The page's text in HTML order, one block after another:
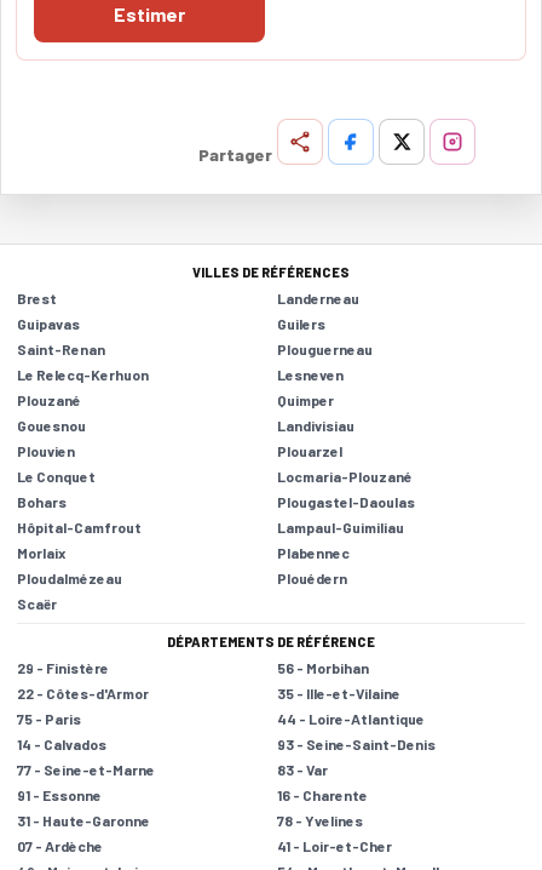
Estimer
Partager
VILLES DE RÉFÉRENCES
Brest
Landerneau
Guipavas
Guilers
Saint-Renan
Plouguerneau
Le Relecq-Kerhuon
Lesneven
Plouzané
Quimper
Gouesnou
Landivisiau
Plouvien
Plouarzel
Le Conquet
Locmaria-Plouzané
Bohars
Plougastel-Daoulas
Hôpital-Camfrout
Lampaul-Guimiliau
Morlaix
Plabennec
Ploudalmézeau
Plouédern
Scaër
DÉPARTEMENTS DE RÉFÉRENCE
29 - Finistère
56 - Morbihan
22 - Côtes-d'Armor
35 - Ille-et-Vilaine
75 - Paris
44 - Loire-Atlantique
14 - Calvados
93 - Seine-Saint-Denis
77 - Seine-et-Marne
83 - Var
91 - Essonne
16 - Charente
31 - Haute-Garonne
78 - Yvelines
07 - Ardèche
41 - Loir-et-Cher